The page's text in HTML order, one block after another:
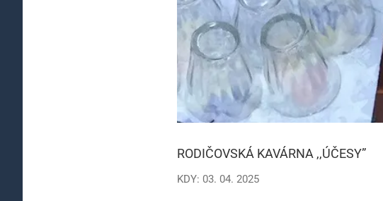
RODIČOVSKÁ KAVÁRNA ,,ÚČESY”
KDY: 03. 04. 2025